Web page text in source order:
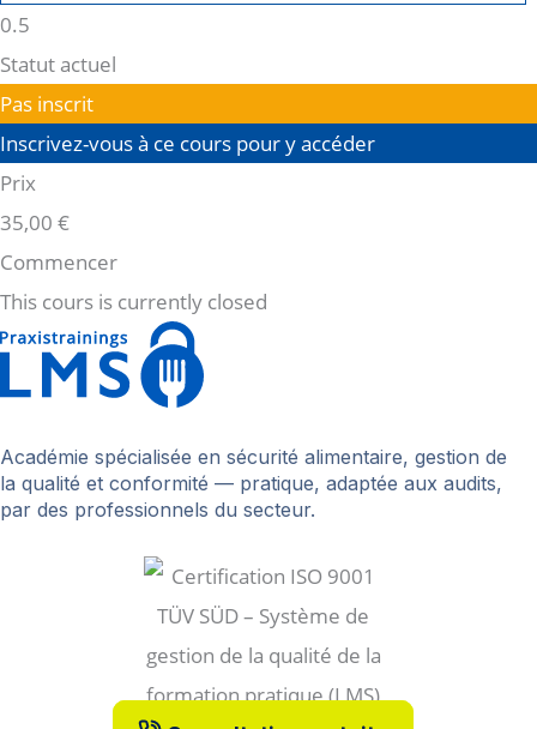
Statut actuel
Pas inscrit
Inscrivez-vous à ce cours pour y accéder
Prix
35,00 €
Commencer
This cours is currently closed
Académie spécialisée en sécurité alimentaire, gestion de
la qualité et conformité — pratique, adaptée aux audits,
par des professionnels du secteur.